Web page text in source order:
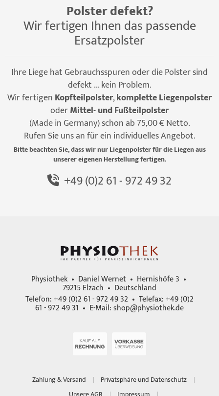
Polster defekt?
Wir fertigen Ihnen das passende
Ersatzpolster
Ihre Liege hat Gebrauchsspuren oder die Polster sind
defekt ... kein Problem.
Wir fertigen Kopfteilpolster,komplette Liegenpolster
oderMittel- und Fußteilpolster
(Made in Germany) schon ab 75,00 € Netto.
Rufen Sie uns an für ein individuelles Angebot.
Bitte beachten Sie, dass wir nur Liegenpolster für die Liegen aus
unserer eigenen Herstellung fertigen.
+49 (0)2 61 - 972 49 32
Physiothek • Daniel Wernet • Hernishöfe 3 •
79215 Elzach • Deutschland
Telefon: +49 (0)2 61 - 972 49 32 • Telefax: +49 (0)2
61 - 972 49 31 • E-Mail:shop@physiothek.de
Zahlung & Versand
Privatsphäre und Datenschutz